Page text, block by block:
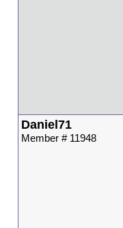
Daniel71
Member # 11948